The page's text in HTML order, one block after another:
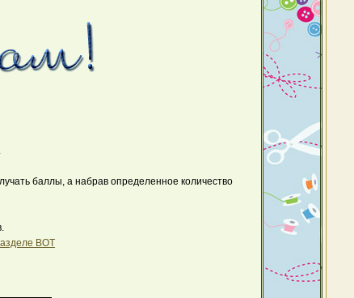
баллы, а набрав определенное количество
ВОТ